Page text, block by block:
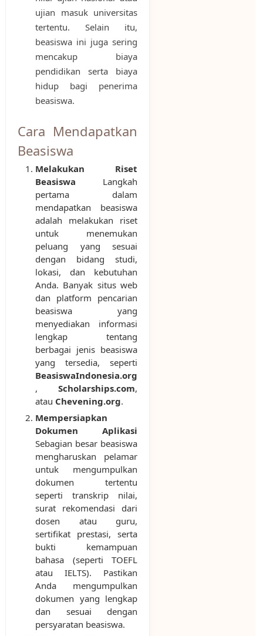
ujian masuk universitas
tertentu. Selain itu,
beasiswa ini juga sering
mencakup biaya
pendidikan serta biaya
hidup bagi penerima
beasiswa.
Cara Mendapatkan
Beasiswa
Melakukan Riset
Beasiswa Langkah
pertama dalam
mendapatkan beasiswa
adalah melakukan riset
untuk menemukan
peluang yang sesuai
dengan bidang studi,
lokasi, dan kebutuhan
Anda. Banyak situs web
dan platform pencarian
beasiswa yang
menyediakan informasi
lengkap tentang
berbagai jenis beasiswa
yang tersedia, seperti
BeasiswaIndonesia.org
,Scholarships.com,
atau Chevening.org.
Mempersiapkan
Dokumen Aplikasi
Sebagian besar beasiswa
mengharuskan pelamar
untuk mengumpulkan
dokumen tertentu
seperti transkrip nilai,
surat rekomendasi dari
dosen atau guru,
sertifikat prestasi, serta
bukti kemampuan
bahasa (seperti TOEFL
atau IELTS). Pastikan
Anda mengumpulkan
dokumen yang lengkap
dan sesuai dengan
persyaratan beasiswa.